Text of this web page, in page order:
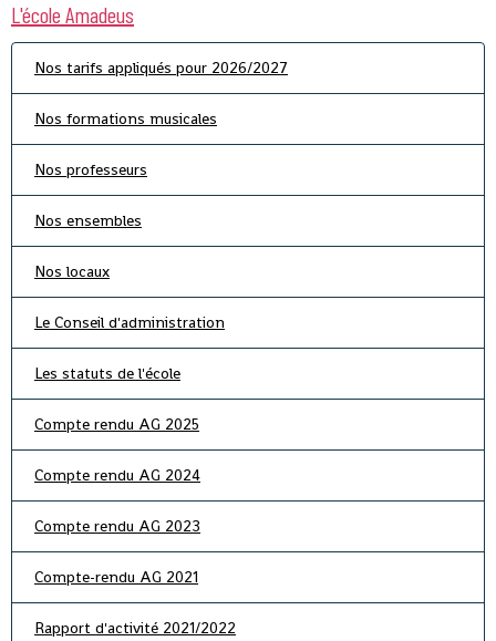
L'école Amadeus
Nos tarifs appliqués pour 2026/2027
Nos formations musicales
Nos professeurs
Nos ensembles
Nos locaux
Le Conseil d'administration
Les statuts de l'école
Compte rendu AG 2025
Compte rendu AG 2024
Compte rendu AG 2023
Compte-rendu AG 2021
Rapport d'activité 2021/2022